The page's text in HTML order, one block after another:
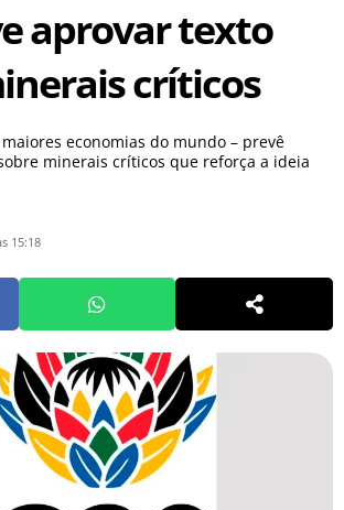
aprovar texto
críticos
economias do mundo – prevê
minerais críticos que reforça a ideia
15:18